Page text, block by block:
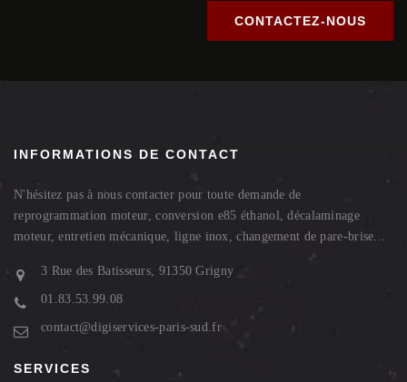
CONTACTEZ-NOUS
INFORMATIONS DE CONTACT
N'hésitez pas à nous contacter pour toute demande de
reprogrammation moteur, conversion e85 éthanol, décalaminage
moteur, entretien mécanique, ligne inox, changement de pare-brise...
3 Rue des Batisseurs, 91350 Grigny
01.83.53.99.08
contact@digiservices-paris-sud.fr
SERVICES